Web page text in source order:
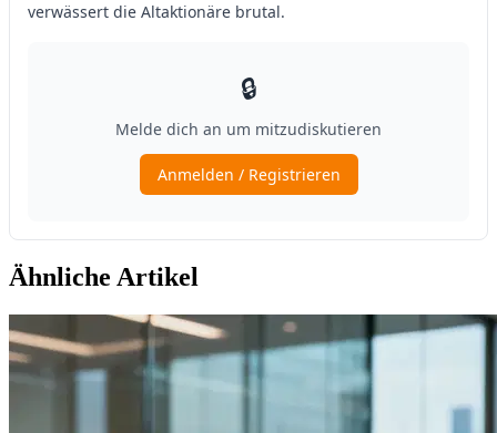
Ähnliche Artikel